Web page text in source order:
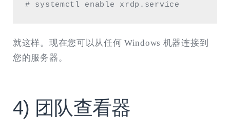
# systemctl enable xrdp.service
就这样。现在您可以从任何 Windows 机器连接到
您的服务器。
4) 团队查看器